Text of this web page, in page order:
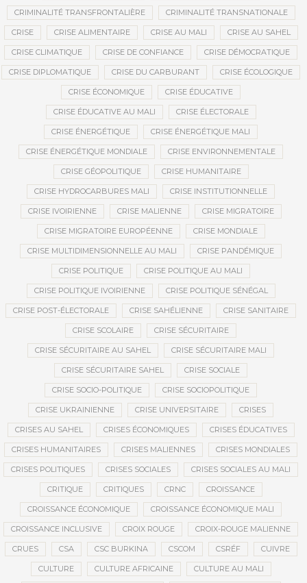
CRIMINALITÉ TRANSFRONTALIÈRE CRIMINALITÉ TRANSNATIONALE
CRISE CRISE ALIMENTAIRE CRISE AU MALI CRISE AU SAHEL
CRISE CLIMATIQUE CRISE DE CONFIANCE CRISE DÉMOCRATIQUE
CRISE DIPLOMATIQUE CRISE DU CARBURANT CRISE ÉCOLOGIQUE
CRISE ÉCONOMIQUE CRISE ÉDUCATIVE
CRISE ÉDUCATIVE AU MALI CRISE ÉLECTORALE
CRISE ÉNERGÉTIQUE CRISE ÉNERGÉTIQUE MALI
CRISE ÉNERGÉTIQUE MONDIALE CRISE ENVIRONNEMENTALE
CRISE GÉOPOLITIQUE CRISE HUMANITAIRE
CRISE HYDROCARBURES MALI CRISE INSTITUTIONNELLE
CRISE IVOIRIENNE CRISE MALIENNE CRISE MIGRATOIRE
CRISE MIGRATOIRE EUROPÉENNE CRISE MONDIALE
CRISE MULTIDIMENSIONNELLE AU MALI CRISE PANDÉMIQUE
CRISE POLITIQUE CRISE POLITIQUE AU MALI
CRISE POLITIQUE IVOIRIENNE CRISE POLITIQUE SÉNÉGAL
CRISE POST-ÉLECTORALE CRISE SAHÉLIENNE CRISE SANITAIRE
CRISE SCOLAIRE CRISE SÉCURITAIRE
CRISE SÉCURITAIRE AU SAHEL CRISE SÉCURITAIRE MALI
CRISE SÉCURITAIRE SAHEL CRISE SOCIALE
CRISE SOCIO-POLITIQUE CRISE SOCIOPOLITIQUE
CRISE UKRAINIENNE CRISE UNIVERSITAIRE CRISES
CRISES AU SAHEL CRISES ÉCONOMIQUES CRISES ÉDUCATIVES
CRISES HUMANITAIRES CRISES MALIENNES CRISES MONDIALES
CRISES POLITIQUES CRISES SOCIALES CRISES SOCIALES AU MALI
CRITIQUE CRITIQUES CRNC CROISSANCE
CROISSANCE ÉCONOMIQUE CROISSANCE ÉCONOMIQUE MALI
CROISSANCE INCLUSIVE CROIX ROUGE CROIX-ROUGE MALIENNE
CRUES CSA CSC BURKINA CSCOM CSRÉF CUIVRE
CULTURE CULTURE AFRICAINE CULTURE AU MALI